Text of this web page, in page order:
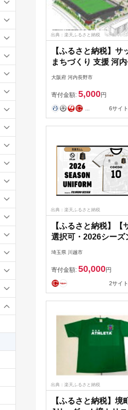
出典：楽天ふるさと納税
【ふるさと納税】サ
まちづくり 支援 河
大阪 スペランツァ大
ムと連携したまちづ
を応援してください
メントクラウドファ
ング 返礼品はあり
大阪府 河内長野市
寄付金額: 5,000円
6サイ
出典：楽天ふるさと納税
【ふるさと納税】【
選択可・2026シーズ
番号なし】川越からJ
ォーム1枚 ／ サッカ
フォーム 埼玉県 | 衣
ッション 人気 おす
料無料
埼玉県 川越市
寄付金額: 50,000円
2サイ
出典：楽天ふるさと納税
【ふるさと納税】境